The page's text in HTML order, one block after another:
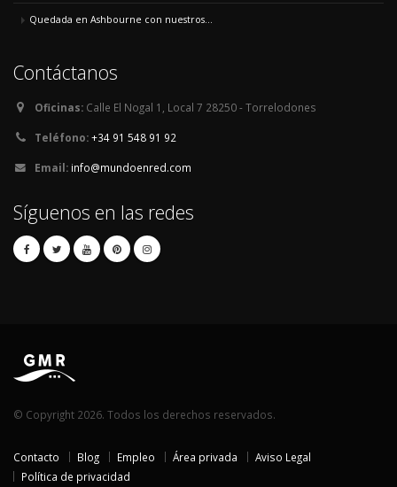
Quedada en Ashbourne con nuestros...
Contáctanos
Oficinas: Calle El Nogal 1, Local 7 28250 - Torrelodones
Teléfono:+34 91 548 91 92
Email: info@mundoenred.com
Síguenos en las redes
© Copyright 2026. Todos los derechos reservados.
Contacto Blog Empleo Área privada
Aviso Legal
Política de privacidad